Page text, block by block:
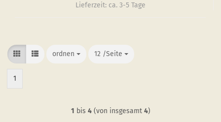
Lieferzeit: ca. 3-5 Tage
ordnen
ordnen 12 /Seite
/Seite
1
1 bis 4(von insgesamt 4)